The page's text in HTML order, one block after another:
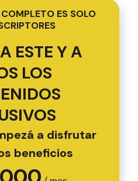
ES SOLO
ESTE Y A
LOS
a disfrutar
beneficios